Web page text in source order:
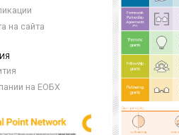
на сайта
на ЕОБХ